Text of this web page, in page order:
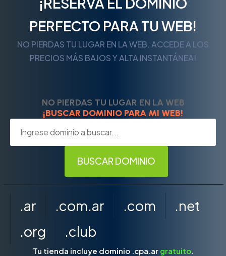
PERFECTO PARA TU WEB!
NO PIERDAS TU LUGAR EN LA WEB. ACCEDE A LOS
PRECIOS MÁS BAJOS Y ALTA INSTANTÁNEA!
NO PIERDAS TU LUGAR EN LA WEB
¡BUSCAR DOMINIO PARA MI WEB!
.ar .com.ar .com
.net
.org
.club
Tu tienda incluye dominio .cpa.ar gratuito.